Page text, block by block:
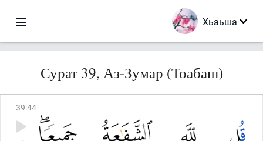
Хьаьша
Сурат 39, Аз-Зумар (Тоабаш)
39:44